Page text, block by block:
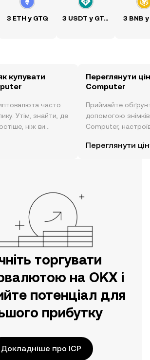
З ETH у GTQ З USDT у GTQ З BNB
купувати
часто
Утім, знайти, де
ніж ви
OKX для
Переглянути
Computer
Приймайте
допомогою
Computer,
Переглянути
торгувати
на OKX і
потенціал для
прибутку
Докладніше про ICP